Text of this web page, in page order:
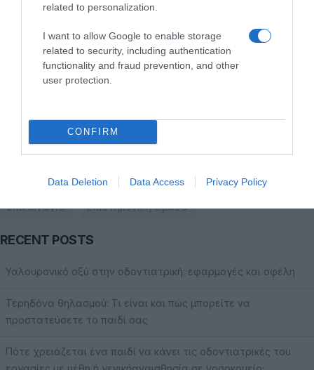
related to personalization.
I want to allow Google to enable storage
related to security, including authentication
functionality and fraud prevention, and other
user protection.
CONFIRM
Data Deletion Data Access Privacy Policy
dentalsmilesmykonos@gmail.com
+30 22890 27275
ΧΡΗΣΙΜΑ LINKS
Το ιατρείο Οδοντιατρείο Μύκονος Συμβουλές
Επικοινωνία Επιστημονική Ομάδα
RECENT POSTS
Υαλουρονικό οξύ στην οδοντιατρική: εφαρμογές και οφέλη
Τερηδόνα θηλασμού: Τι είναι και πώς μπορείτε να
προστατεύσετε το παιδί σας
Πότε χρειάζεται ένα παιδί να κάνει τις οδοντιατρικές του